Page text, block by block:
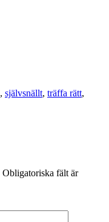
, självsnällt, träffa rätt,
Obligatoriska fält är